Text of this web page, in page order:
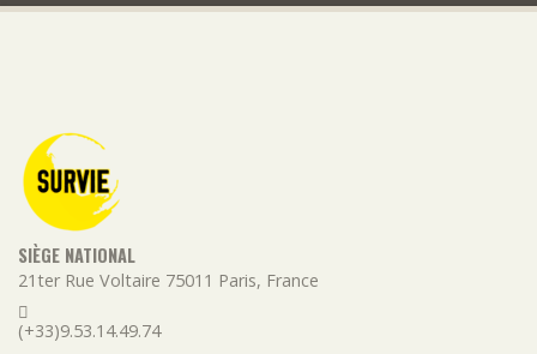
SIÈGE NATIONAL
21ter Rue Voltaire 75011 Paris, France
(+33)9.53.14.49.74